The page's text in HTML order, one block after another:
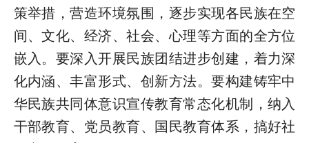
策举措，营造环境氛围，逐步实现各民族在空
间、文化、经济、社会、心理等方面的全方位
嵌入。要深入开展民族团结进步创建，着力深
化内涵、丰富形式、创新方法。要构建铸牢中
华民族共同体意识宣传教育常态化机制，纳入
干部教育、党员教育、国民教育体系，搞好社